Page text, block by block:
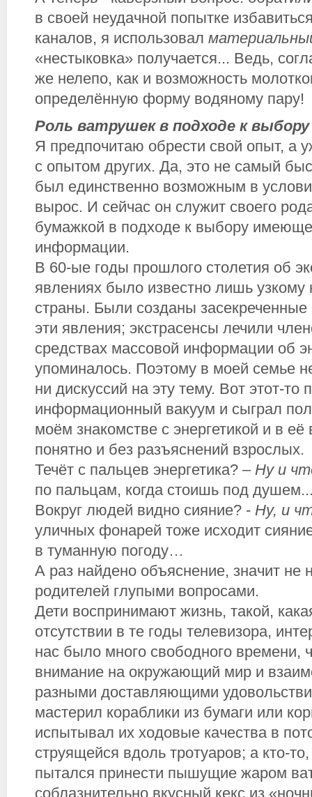
в своей неудачной попытке
каналов, я использовал
«нестыковка» получается... Ведь,
же нелепо, как и возможность
определённую форму водяному пару!
Роль ватрушек в подходе к
Я предпочитаю обрести свой опыт, а
с опытом других. Да, это не самый
был единственно возможным в
вырос. И сейчас он служит своего
бумажкой в подходе к выбору
информации.
В 60-ые годы прошлого столетия об
явлениях было известно лишь узкому
страны. Были созданы
эти явления; экстрасенсы лечили
средствах массовой информации об
упоминалось. Поэтому в моей семье
ни дискуссий на эту тему. Вот этот-то
информационный вакуум и сыграл
моём знакомстве с энергетикой и в
понятно и без разъяснений взрослых.
Течёт с пальцев энергетика? – Ну и
по пальцам, когда стоишь под
Вокруг людей видно сияние? - Ну, и
уличных фонарей тоже исходит
в туманную погоду…
А раз найдено объяснение, значит не
родителей глупыми вопросами.
Дети воспринимают жизнь, такой,
отсутствии в те годы телевизора,
нас было много свободного времени,
внимание на окружающий мир и
разными доставляющими
мастерил кораблики из бумаги или
испытывал их ходовые качества в
струящейся вдоль тротуаров; а кто-
пытался принести пышущие жаром
соблазнительно вкусный кекс из